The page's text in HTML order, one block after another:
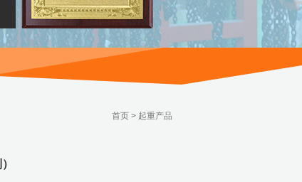
首页 > 起重产品